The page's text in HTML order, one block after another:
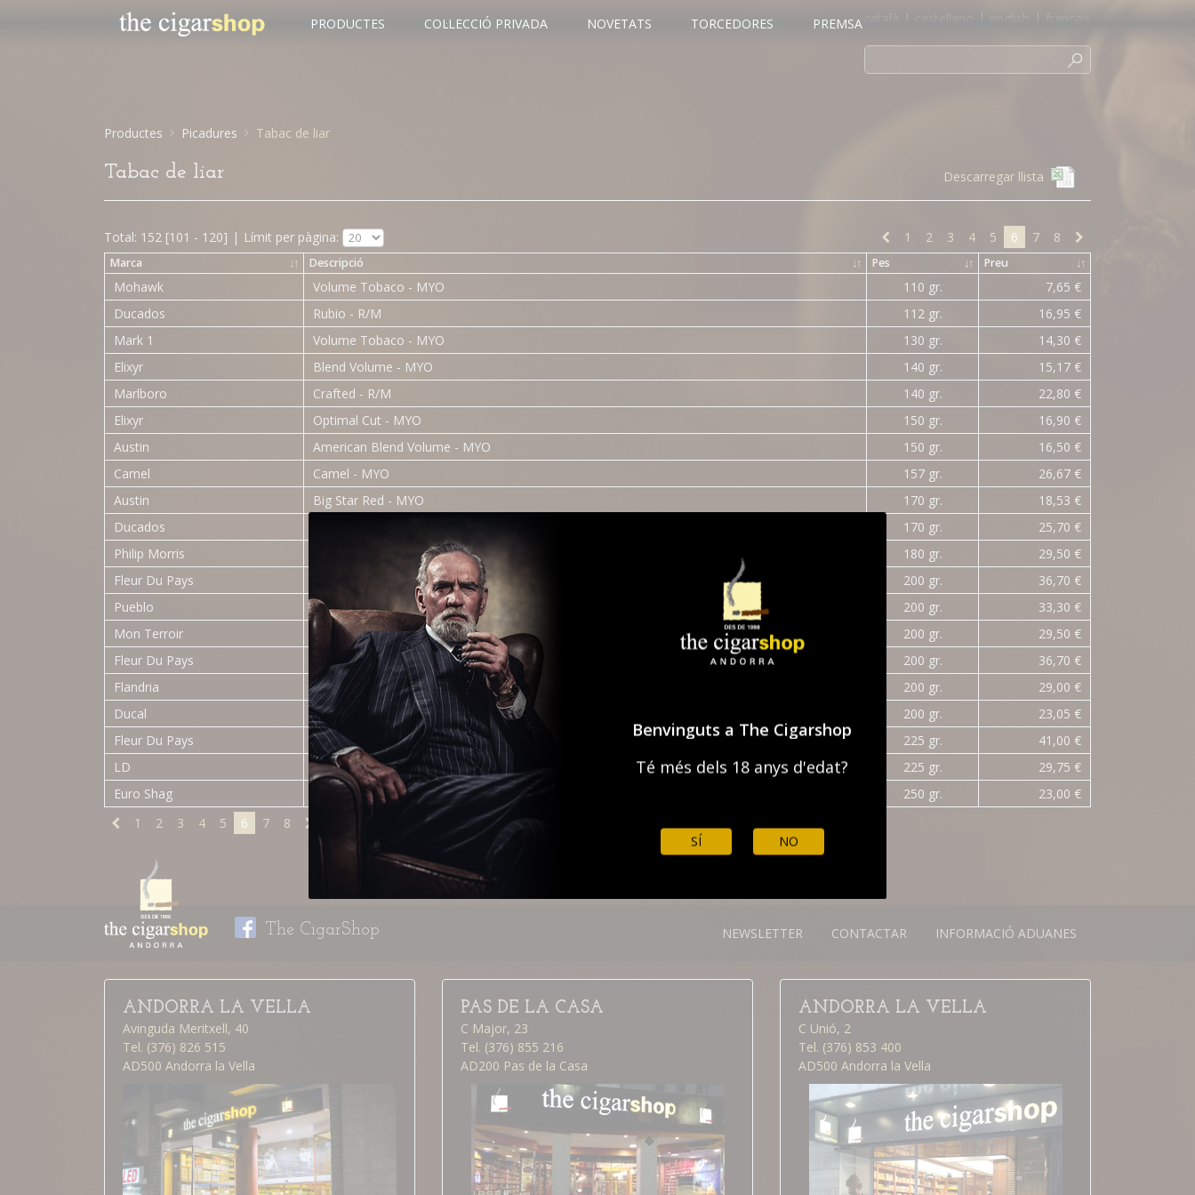
Benvinguts a The Cigarshop
Té més dels 18 anys d'edat?
SÍ NO
català | castellano | english | français
PRODUCTES COL·LECCIÓ PRIVADA NOVETATS TORCEDORES PREMSA
Productes Picadures Tabac de liar
Tabac de liar Descarregar llista
Total: 152 [101 - 120] | Límit per pàgina: 1 2 3 4 5 6 7 8
↓↑
Marca ↓↑
Descripció ↓↑
Pes ↓↑
Preu
Mohawk Volume Tobaco - MYO 110 gr.
7,65 €
Ducados
Rubio - R/M 112 gr.
16,95 €
Mark 1
Volume Tobaco - MYO 130 gr.
14,30 €
Elixyr
Blend Volume - MYO 140 gr.
15,17 €
Marlboro
Crafted - R/M 140 gr.
22,80 €
Elixyr
Optimal Cut - MYO 150 gr.
16,90 €
Austin
American Blend Volume - MYO 150 gr.
16,50 €
Camel
Camel - MYO 157 gr.
26,67 €
Austin
Big Star Red - MYO 170 gr.
18,53 €
Ducados
170 gr.
25,70 €
Philip Morris
180 gr.
29,50 €
Fleur Du Pays
200 gr.
36,70 €
Pueblo
Fine Cut - RYO 200 gr.
33,30 €
Mon Terroir
Brune - RYO 200 gr.
29,50 €
Fleur Du Pays
Nº1 Blond - RYO 200 gr.
36,70 €
Flandria
Virginia - RYO 200 gr.
29,00 €
Ducal
Rubio - R/M 200 gr.
23,05 €
Fleur Du Pays
Nº1 Blond - RYO 225 gr.
41,00 €
LD
LD - MYO 225 gr.
29,75 €
Euro Shag
Cigarette Tobacco - R/M 250 gr.
23,00 €
1
2 3 4 5 6 7 8
The CigarShop NEWSLETTER CONTACTAR INFORMACIÓ ADUANES
ANDORRA LA VELLA
Avinguda Meritxell, 40
Tel. (376) 826 515
AD500 Andorra la Vella
PAS DE LA CASA
C Major, 23
Tel. (376) 855 216
AD200 Pas de la Casa
ANDORRA LA VELLA
C Unió, 2
Tel. (376) 853 400
AD500 Andorra la Vella